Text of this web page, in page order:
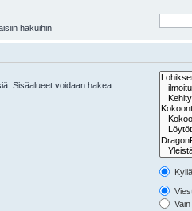
hakuihin
Sisäalueet voidaan hakea